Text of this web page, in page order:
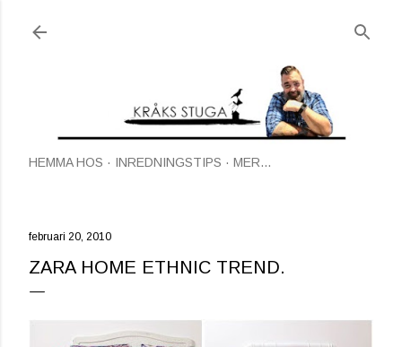
HEMMA HOS INREDNINGSTIPS MER…
februari 20, 2010
ZARA HOME ETHNIC TREND.